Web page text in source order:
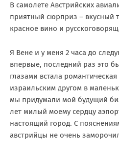
В самолете Австрийских
приятный сюрприз – вкусный
красное вино и
Я Вене и у меня 2 часа до
впервые, последний раз это
глазами встала
израильским другом в
мы придумали мой будущий
лет милый моему сердцу
настоящий город. С
австрийцы не очень